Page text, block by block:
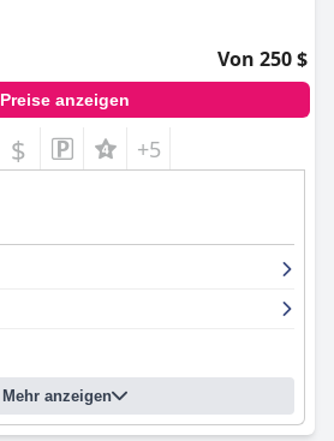
Von 250 $
Preise anzeigen
$ +5
Mehr anzeigen